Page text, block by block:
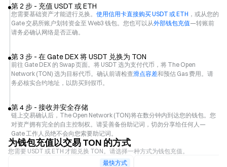
第 2 步 - 充值 USDT 或 ETH
您需要基础资产才能进行兑换。 使用信用卡直接购买 USDT 或 ETH ，或从您的
Gate 交易所账户划转资金至 Web3 钱包。您也可以从外部钱包充值—转账前
请务必确认网络是否正确。
第 3 步 - 在 Gate DEX 将 USDT 兑换为 TON
前往 Gate DEX 的 Swap 页面。将 USDT 选为支付代币，将 The Open
Network (TON) 选为目标代币。确认前请检查滑点容差和预估 Gas 费用。请
务必核实合约地址，以防买到假币。
第 4 步 - 接收并安全存储
链上交易确认后，The Open Network (TON)将在数分钟内到达您的钱包。您
对资产拥有完全的自主控制权。请妥善备份助记词，切勿分享给任何人—
Gate 工作人员绝不会向您索要助记词。
为钱包充值以交易 TON 的方式
您需要 USDT 或 ETH 才能兑换 TON。请选择一种方式为钱包充值。
最快方式